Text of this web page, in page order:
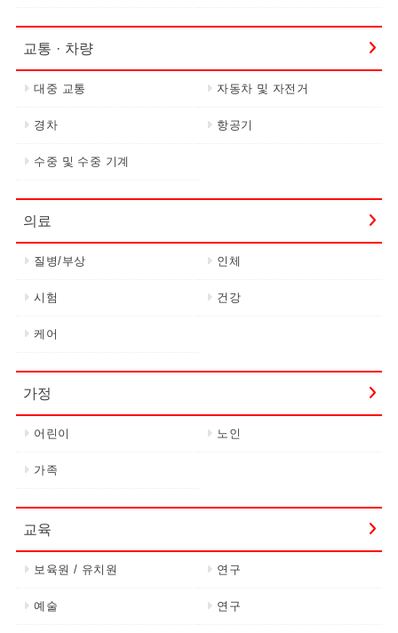
교통 · 차량
대중 교통 자동차 및 자전거
경차 항공기
수중 및 수중 기계
의료
질병/부상 인체
시험 건강
케어
가정
어린이 노인
가족
교육
보육원 / 유치원 연구
예술 연구